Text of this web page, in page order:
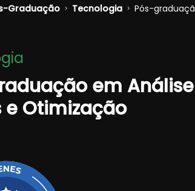
Graduação Tecnologia Pós-
em
e Otimização